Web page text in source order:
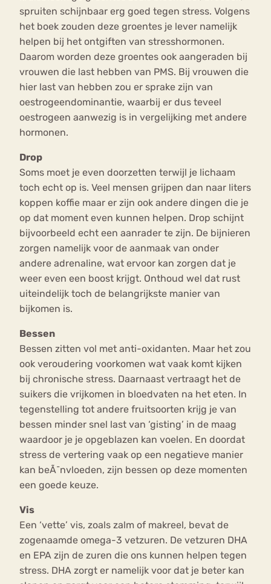
spruiten schijnbaar erg goed tegen stress. Volgens
het boek zouden deze groentes je lever namelijk
helpen bij het ontgiften van stresshormonen.
Daarom worden deze groentes ook aangeraden bij
vrouwen die last hebben van PMS. Bij vrouwen die
hier last van hebben zou er sprake zijn van
oestrogeendominantie, waarbij er dus teveel
oestrogeen aanwezig is in vergelijking met andere
hormonen.
Drop
Soms moet je even doorzetten terwijl je lichaam
toch echt op is. Veel mensen grijpen dan naar liters
koppen koffie maar er zijn ook andere dingen die je
op dat moment even kunnen helpen. Drop schijnt
bijvoorbeeld echt een aanrader te zijn. De bijnieren
zorgen namelijk voor de aanmaak van onder
andere adrenaline, wat ervoor kan zorgen dat je
weer even een boost krijgt. Onthoud wel dat rust
uiteindelijk toch de belangrijkste manier van
bijkomen is.
Bessen
Bessen zitten vol met anti-oxidanten. Maar het zou
ook veroudering voorkomen wat vaak komt kijken
bij chronische stress. Daarnaast vertraagt het de
suikers die vrijkomen in bloedvaten na het eten. In
tegenstelling tot andere fruitsoorten krijg je van
bessen minder snel last van ‘gisting’ in de maag
waardoor je je opgeblazen kan voelen. En doordat
stress de vertering vaak op een negatieve manier
kan beÃ¯nvloeden, zijn bessen op deze momenten
een goede keuze.
Vis
Een ‘vette’ vis, zoals zalm of makreel, bevat de
zogenaamde omega-3 vetzuren. De vetzuren DHA
en EPA zijn de zuren die ons kunnen helpen tegen
stress. DHA zorgt er namelijk voor dat je beter kan